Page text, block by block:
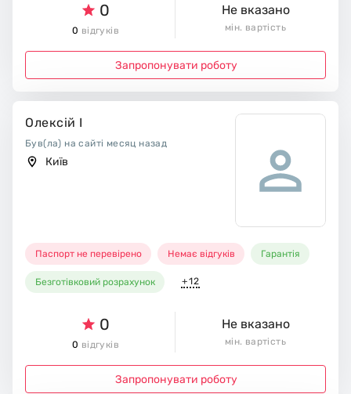
0
0 відгуків
Не вказано
мін. вартість
Запропонувати роботу
Олексій І
Був(ла) на сайті месяц назад
Київ
Паспорт не перевірено Немає відгуків Гарантія
Безготівковий розрахунок +12
0
0 відгуків
Не вказано
мін. вартість
Запропонувати роботу